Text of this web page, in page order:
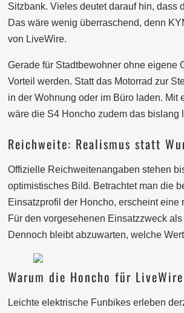
Sitzbank. Vieles deutet darauf hin,
Das wäre wenig überraschend, denn
von LiveWire.
Gerade für Stadtbewohner ohne eigene
Vorteil werden. Statt das Motorrad zur
in der Wohnung oder im Büro laden. Mit
wäre die S4 Honcho zudem das bislang
Reichweite: Realismus statt
Offizielle Reichweitenangaben stehen
optimistisches Bild. Betrachtet man die
Einsatzprofil der Honcho, erscheint
Für den vorgesehenen Einsatzzweck
Dennoch bleibt abzuwarten, welche
Warum die Honcho für
Leichte elektrische Funbikes erleben